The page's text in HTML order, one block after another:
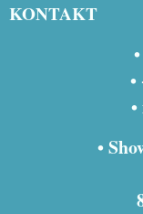
KONTAKT
•
•